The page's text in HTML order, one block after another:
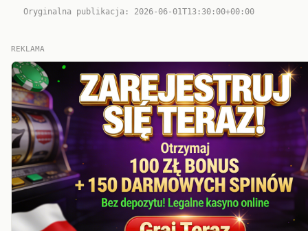
Oryginalna publikacja: 2026-06-01T13:30:00+00:00
REKLAMA